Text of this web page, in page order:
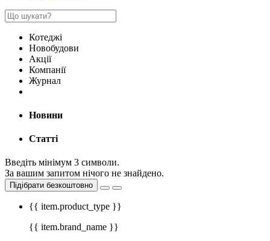
Котеджі
Новобудови
Акції
Компанії
Журнал
Новини
Статті
Введіть мінімум 3 символи.
За вашим запитом нічого не знайдено.
Підібрати безкоштовно
{{ item.product_type }}
{{ item.brand_name }}